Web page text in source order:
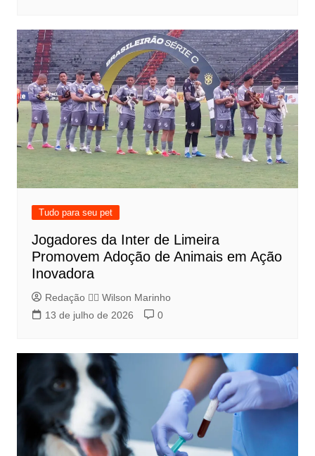
Tudo para seu pet
Jogadores da Inter de Limeira
Promovem Adoção de Animais em Ação
Inovadora
Redação 👨‍⚖️​ Wilson Marinho
13 de julho de 2026
0